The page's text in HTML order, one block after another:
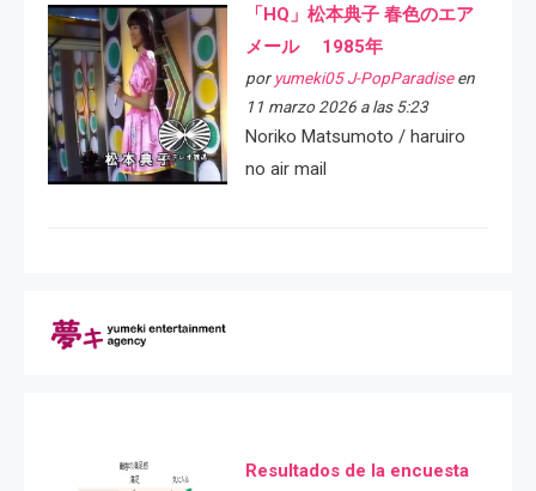
「HQ」松本典子 春色のエア
メール 1985年
por yumeki05 J-PopParadiseen
11 marzo 2026 a las 5:23
Noriko Matsumoto / haruiro
no air mail
Resultados de la encuesta